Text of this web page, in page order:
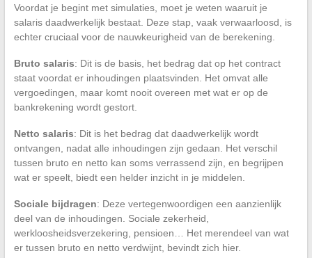
Voordat je begint met simulaties, moet je weten waaruit je
salaris daadwerkelijk bestaat. Deze stap, vaak verwaarloosd, is
echter cruciaal voor de nauwkeurigheid van de berekening.
Bruto salaris: Dit is de basis, het bedrag dat op het contract
staat voordat er inhoudingen plaatsvinden. Het omvat alle
vergoedingen, maar komt nooit overeen met wat er op de
bankrekening wordt gestort.
Netto salaris: Dit is het bedrag dat daadwerkelijk wordt
ontvangen, nadat alle inhoudingen zijn gedaan. Het verschil
tussen bruto en netto kan soms verrassend zijn, en begrijpen
wat er speelt, biedt een helder inzicht in je middelen.
Sociale bijdragen: Deze vertegenwoordigen een aanzienlijk
deel van de inhoudingen. Sociale zekerheid,
werkloosheidsverzekering, pensioen… Het merendeel van wat
er tussen bruto en netto verdwijnt, bevindt zich hier.